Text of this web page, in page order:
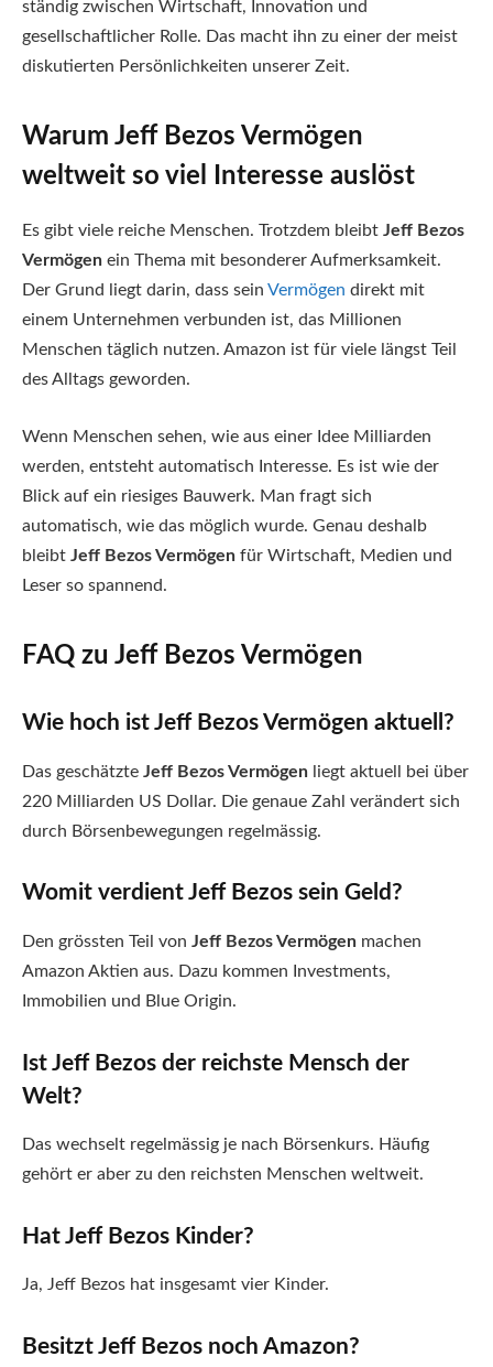
ständig zwischen Wirtschaft, Innovation und
gesellschaftlicher Rolle. Das macht ihn zu einer der meist
diskutierten Persönlichkeiten unserer Zeit.
Warum Jeff Bezos Vermögen
weltweit so viel Interesse auslöst
Es gibt viele reiche Menschen. Trotzdem bleibt Jeff Bezos
Vermögen ein Thema mit besonderer Aufmerksamkeit.
Der Grund liegt darin, dass sein Vermögen direkt mit
einem Unternehmen verbunden ist, das Millionen
Menschen täglich nutzen. Amazon ist für viele längst Teil
des Alltags geworden.
Wenn Menschen sehen, wie aus einer Idee Milliarden
werden, entsteht automatisch Interesse. Es ist wie der
Blick auf ein riesiges Bauwerk. Man fragt sich
automatisch, wie das möglich wurde. Genau deshalb
bleibt Jeff Bezos Vermögen für Wirtschaft, Medien und
Leser so spannend.
FAQ zu Jeff Bezos Vermögen
Wie hoch ist Jeff Bezos Vermögen aktuell?
Das geschätzte Jeff Bezos Vermögen liegt aktuell bei über
220 Milliarden US Dollar. Die genaue Zahl verändert sich
durch Börsenbewegungen regelmässig.
Womit verdient Jeff Bezos sein Geld?
Den grössten Teil von Jeff Bezos Vermögen machen
Amazon Aktien aus. Dazu kommen Investments,
Immobilien und Blue Origin.
Ist Jeff Bezos der reichste Mensch der
Welt?
Das wechselt regelmässig je nach Börsenkurs. Häufig
gehört er aber zu den reichsten Menschen weltweit.
Hat Jeff Bezos Kinder?
Ja, Jeff Bezos hat insgesamt vier Kinder.
Besitzt Jeff Bezos noch Amazon?